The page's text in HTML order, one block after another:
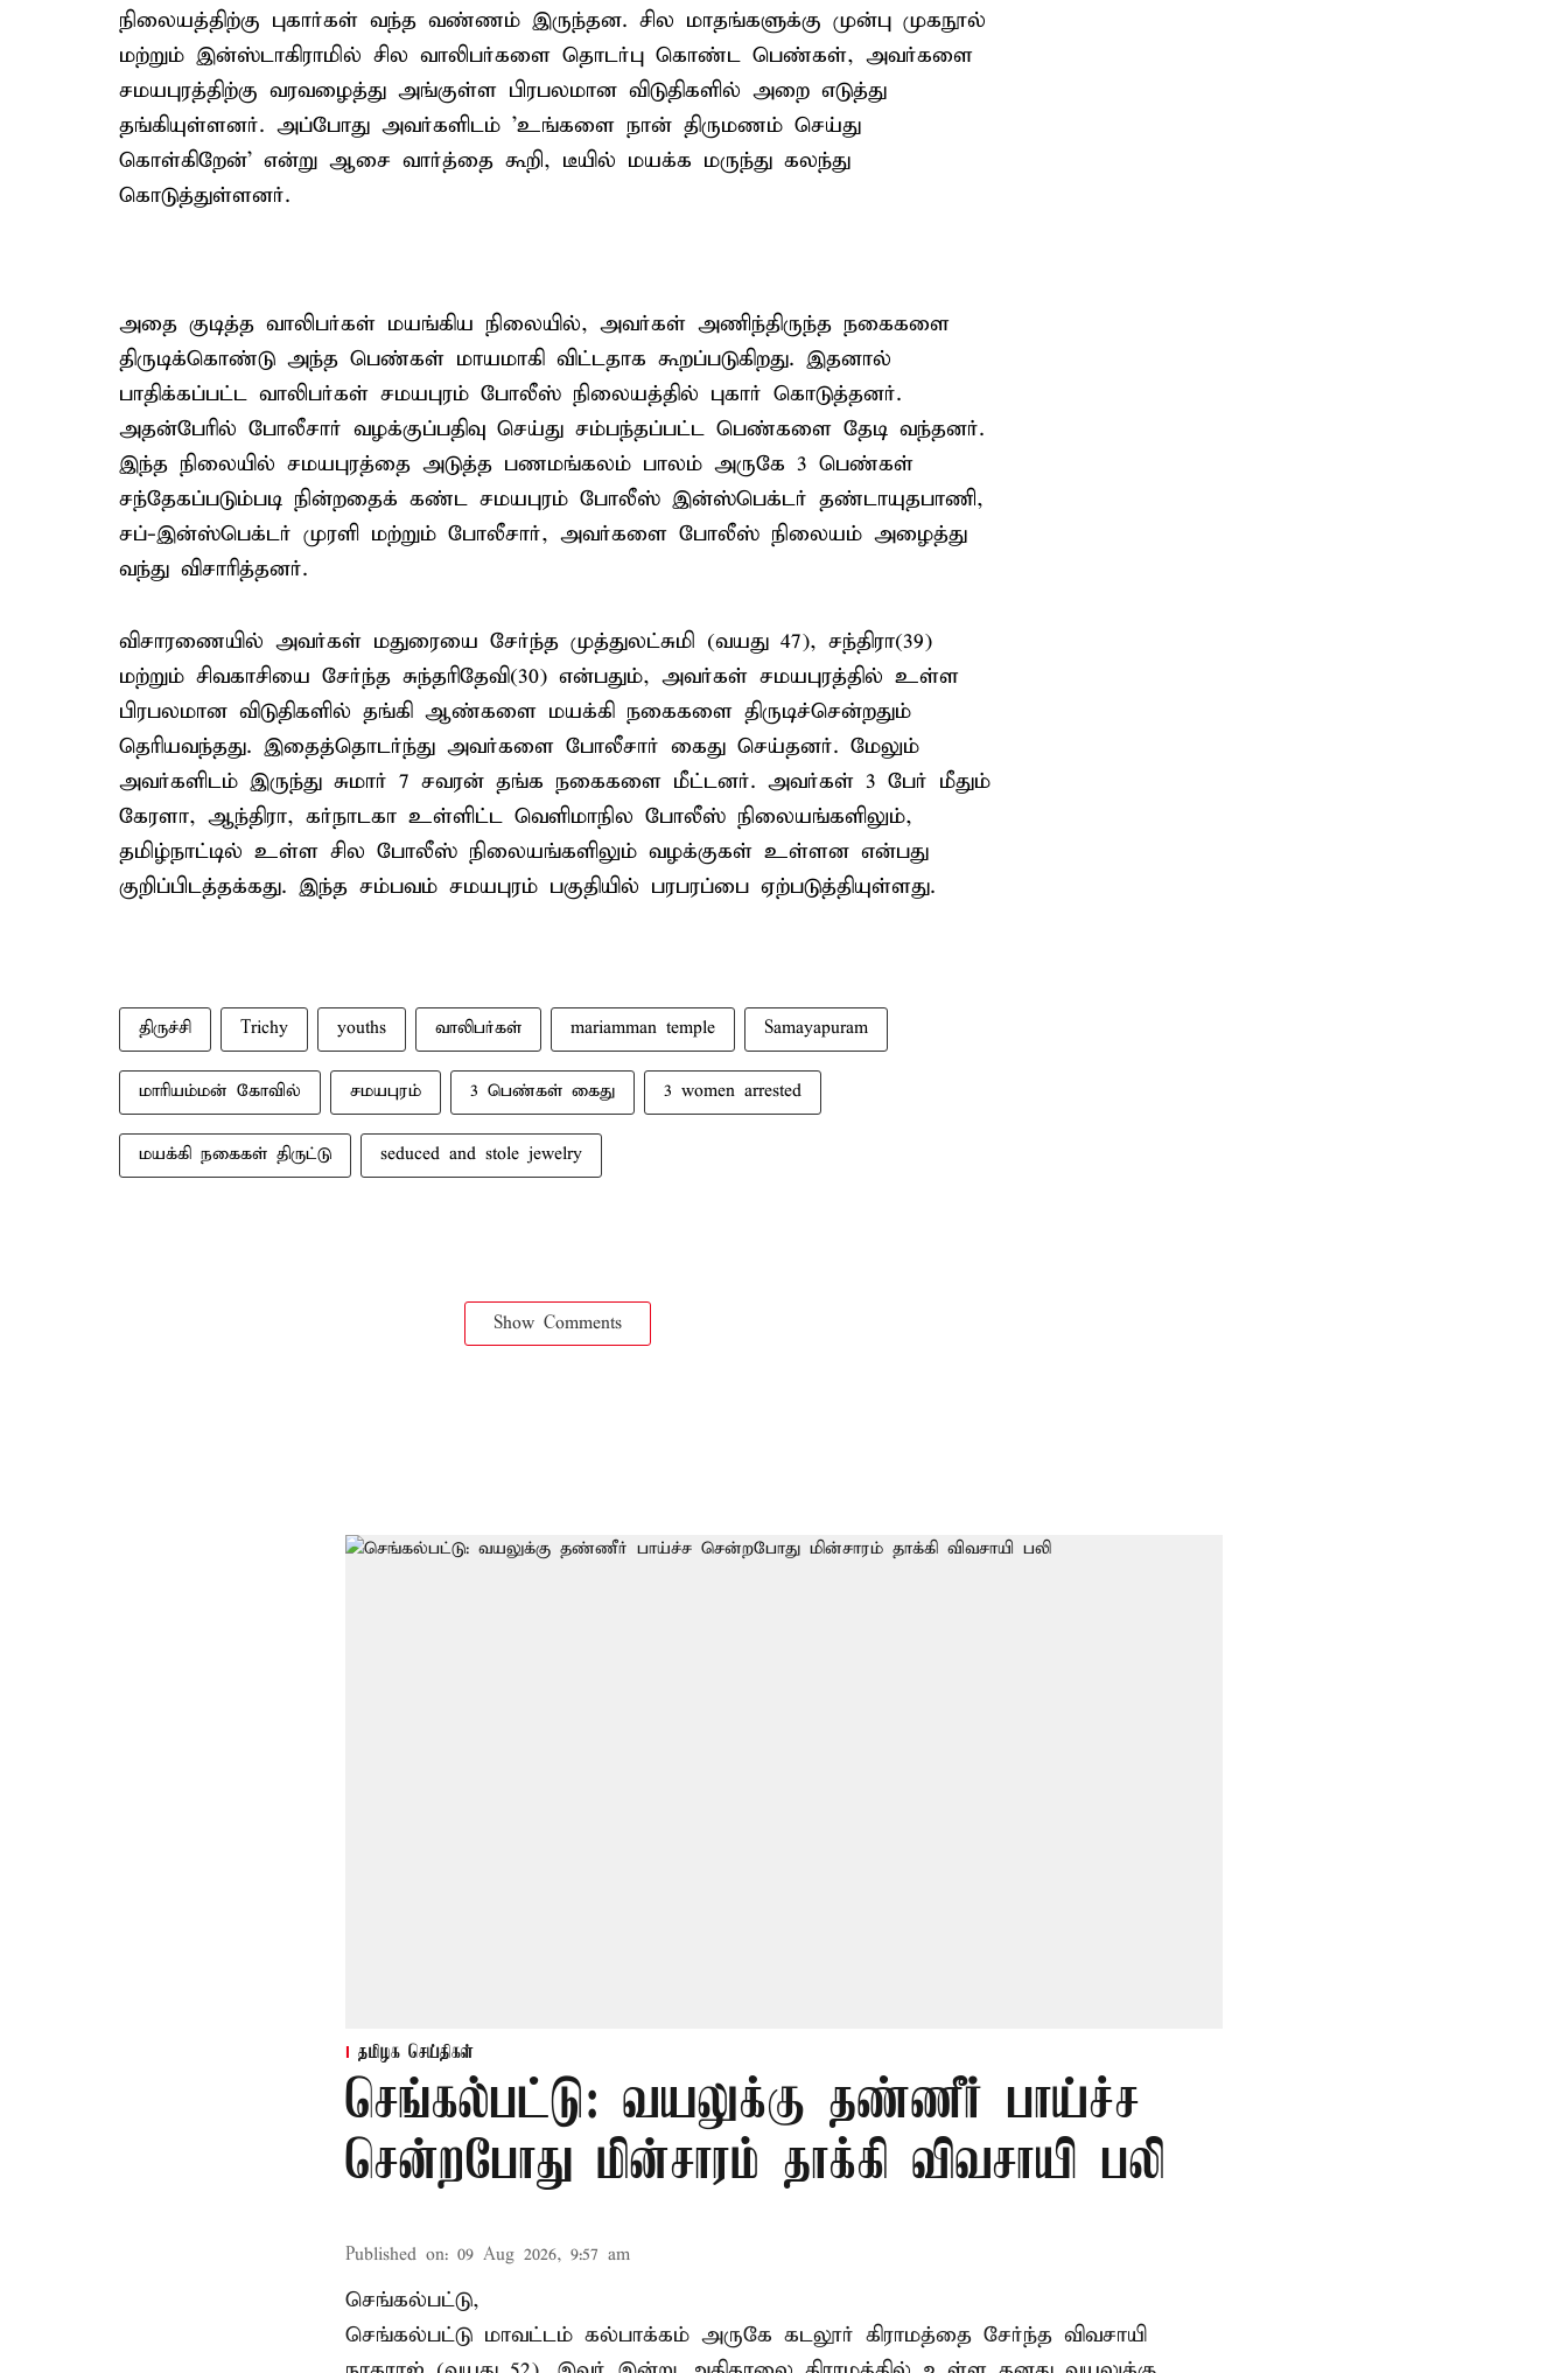
நிலையத்திற்கு புகார்கள் வந்த வண்ணம் இருந்தன. சில மாதங்களுக்கு முன்பு முகநூல்
மற்றும் இன்ஸ்டாகிராமில் சில வாலிபர்களை தொடர்பு கொண்ட பெண்கள், அவர்களை
சமயபுரத்திற்கு வரவழைத்து அங்குள்ள பிரபலமான விடுதிகளில் அறை எடுத்து
தங்கியுள்ளனர். அப்போது அவர்களிடம் 'உங்களை நான் திருமணம் செய்து
கொள்கிறேன்' என்று ஆசை வார்த்தை கூறி, டீயில் மயக்க மருந்து கலந்து
கொடுத்துள்ளனர்.
அதை குடித்த வாலிபர்கள் மயங்கிய நிலையில், அவர்கள் அணிந்திருந்த நகைகளை
திருடிக்கொண்டு அந்த பெண்கள் மாயமாகி விட்டதாக கூறப்படுகிறது. இதனால்
பாதிக்கப்பட்ட வாலிபர்கள் சமயபுரம் போலீஸ் நிலையத்தில் புகார் கொடுத்தனர்.
அதன்பேரில் போலீசார் வழக்குப்பதிவு செய்து சம்பந்தப்பட்ட பெண்களை தேடி வந்தனர்.
இந்த நிலையில் சமயபுரத்தை அடுத்த பணமங்கலம் பாலம் அருகே 3 பெண்கள்
சந்தேகப்படும்படி நின்றதைக் கண்ட சமயபுரம் போலீஸ் இன்ஸ்பெக்டர் தண்டாயுதபாணி,
சப்-இன்ஸ்பெக்டர் முரளி மற்றும் போலீசார், அவர்களை போலீஸ் நிலையம் அழைத்து
வந்து விசாரித்தனர்.
விசாரணையில் அவர்கள் மதுரையை சேர்ந்த முத்துலட்சுமி (வயது 47), சந்திரா(39)
மற்றும் சிவகாசியை சேர்ந்த சுந்தரிதேவி(30) என்பதும், அவர்கள் சமயபுரத்தில் உள்ள
பிரபலமான விடுதிகளில் தங்கி ஆண்களை மயக்கி நகைகளை திருடிச்சென்றதும்
தெரியவந்தது. இதைத்தொடர்ந்து அவர்களை போலீசார் கைது செய்தனர். மேலும்
அவர்களிடம் இருந்து சுமார் 7 சவரன் தங்க நகைகளை மீட்டனர். அவர்கள் 3 பேர் மீதும்
கேரளா, ஆந்திரா, கர்நாடகா உள்ளிட்ட வெளிமாநில போலீஸ் நிலையங்களிலும்,
தமிழ்நாட்டில் உள்ள சில போலீஸ் நிலையங்களிலும் வழக்குகள் உள்ளன என்பது
குறிப்பிடத்தக்கது. இந்த சம்பவம் சமயபுரம் பகுதியில் பரபரப்பை ஏற்படுத்தியுள்ளது.
திருச்சி Trichy youths வாலிபர்கள் mariamman temple Samayapuram
மாரியம்மன் கோவில் சமயபுரம் 3 பெண்கள் கைது 3 women arrested
மயக்கி நகைகள் திருட்டு seduced and stole jewelry
Show Comments
தமிழக செய்திகள்
செங்கல்பட்டு: வயலுக்கு தண்ணீர் பாய்ச்ச
சென்றபோது மின்சாரம் தாக்கி விவசாயி பலி
Published on: 09 Aug 2026, 9:57 am
செங்கல்பட்டு,
செங்கல்பட்டு மாவட்டம் கல்பாக்கம் அருகே கடலூர் கிராமத்தை சேர்ந்த விவசாயி